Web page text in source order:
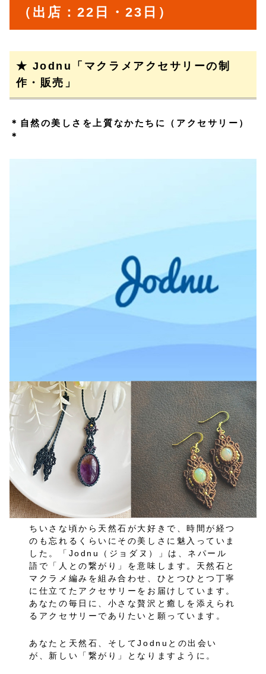
（出店：22日・23日）
★ Jodnu「マクラメアクセサリーの制
作・販売」
＊自然の美しさを上質なかたちに（アクセサリー）
＊
ちいさな頃から天然石が大好きで、時間が経つ
のも忘れるくらいにその美しさに魅入っていま
した。「Jodnu（ジョダヌ）」は、ネパール
語で「人との繋がり」を意味します。天然石と
マクラメ編みを組み合わせ、ひとつひとつ丁寧
に仕立てたアクセサリーをお届けしています。
あなたの毎日に、小さな贅沢と癒しを添えられ
るアクセサリーでありたいと願っています。
あなたと天然石、そしてJodnuとの出会い
が、新しい「繋がり」となりますように。